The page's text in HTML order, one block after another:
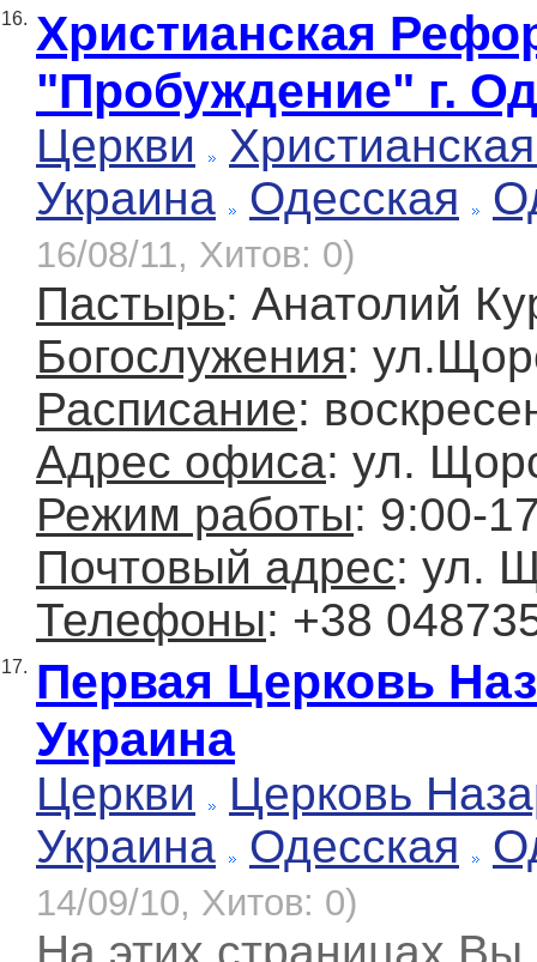
16. Христианская
"Пробуждение" г.
Церкви
Украина
Одесская
16/08/11, Хитов: 0)
Пастырь: Анатолий
Богослужения:
Расписание:
Адрес офиса: ул.
Режим работы: 9:00-
Почтовый адрес: ул.
Телефоны: +38
17. Первая Церковь
Украина
Церкви
Церковь
Украина
Одесская
14/09/10, Хитов: 0)